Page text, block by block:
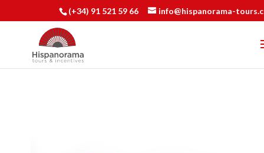
(+34) 91 521 59 66 info@hispanorama-